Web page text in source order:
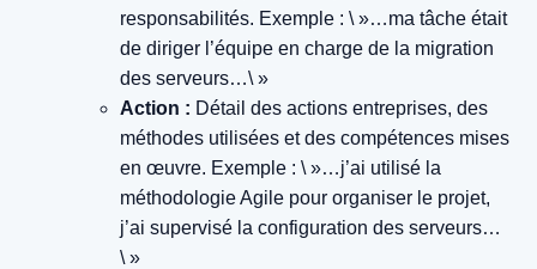
responsabilités. Exemple : \ »…ma tâche était
de diriger l’équipe en charge de la migration
des serveurs…\ »
Action : Détail des actions entreprises, des
méthodes utilisées et des compétences mises
en œuvre. Exemple : \ »…j’ai utilisé la
méthodologie Agile pour organiser le projet,
j’ai supervisé la configuration des serveurs…
\ »